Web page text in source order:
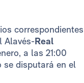
correspondientes
Alavés-Real
a las 21:00
se disputará en el